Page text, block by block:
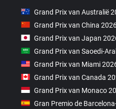
Grand Prix van Australië
Grand Prix van China
Grand Prix van Japan
Grand Prix van Saoedi-
Grand Prix van Miami
Grand Prix van Canada
Grand Prix van Monaco
Gran Premio de